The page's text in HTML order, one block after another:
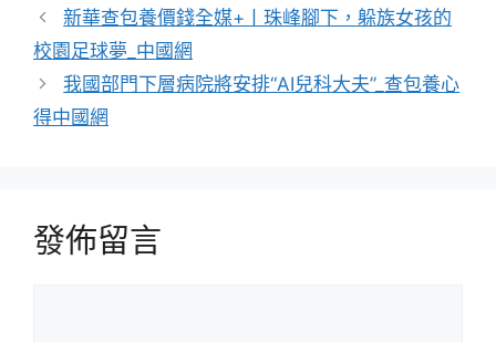
類
新華查包養價錢全媒+丨珠峰腳下，躲族女孩的
校園足球夢_中國網
我國部門下層病院將安排“AI兒科大夫”_查包養心
得中國網
發佈留言